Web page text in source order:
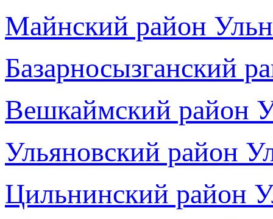
Майнский район
Базарносызганский
Вешкаймский район
Ульяновский район
Цильнинский район